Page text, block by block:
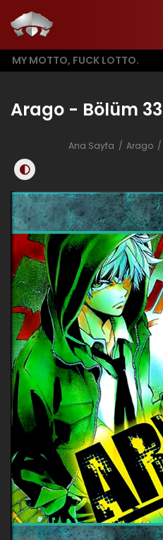
MY MOTTO, FUCK LOTTO.
Arago - Bölüm 33
Ana Sayfa Arago